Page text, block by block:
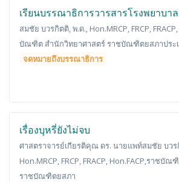
เรียนบรรณาธิการวารสารโรงพยาบา
สมชัย บวรกิตติ, พ.ด., Hon.MRCP, FRCP,
บัณฑิต สำนักวิทยาศาสตร์ ราชบัณฑิตยสภาประ
จดหมายถึงบรรณาธิการ
เรื่องบุหรี่ยังไม่จบ
ศาสตราจารย์เกียรติคุณ ดร. นายแพท์สมชัย บวรกิ
Hon.MRCP, FRCP, FRACP, Hon.FACP,ราชบั
ราชบัณฑิตยสภา